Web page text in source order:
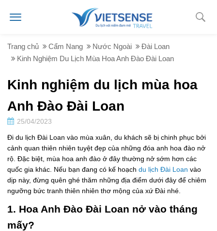
Trang chủ Cẩm Nang Nước Ngoài
Đài Loan
Kinh Nghiệm Du Lịch Mùa Hoa Anh Đào Đài Loan
Kinh nghiệm du lịch mùa hoa
Anh Đào Đài Loan
25/04/2023
Đi du lịch Đài Loan vào mùa xuân, du khách sẽ bị chinh phục bởi
cảnh quan thiên nhiên tuyệt đẹp của những đóa anh hoa đào nở
rộ. Đặc biệt, mùa hoa anh đào ở đây thường nở sớm hơn các
quốc gia khác. Nếu bạn đang có kế hoạch du lịch Đài Loan vào
dịp này, đừng quên ghé thăm những địa điểm dưới đây để chiêm
ngưỡng bức tranh thiên nhiên thơ mộng của xứ Đài nhé.
1. Hoa Anh Đào Đài Loan nở vào tháng
mấy?